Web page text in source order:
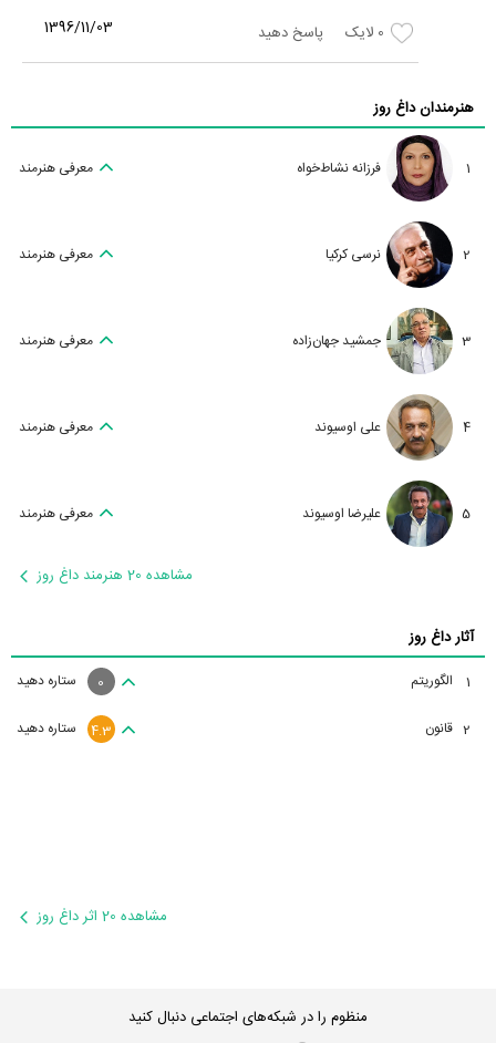
0 لایک پاسخ دهید 1396/11/03
هنرمندان داغ روز
1 فرزانه نشاط‌خواه معرفی هنرمند
2 نرسی کرکیا معرفی هنرمند
3 جمشید جهان‌زاده معرفی هنرمند
4 علی اوسیوند معرفی هنرمند
5 علیرضا اوسیوند معرفی هنرمند
مشاهده 20 هنرمند داغ روز
آثار داغ روز
1 الگوریتم ستاره دهید 0
2 قانون ستاره دهید 4.3
مشاهده 20 اثر داغ روز
منظوم را در شبکه‌های اجتماعی دنبال کنید